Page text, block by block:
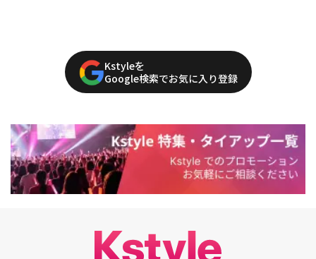
Kstyleを
Google検索でお気に入り登録